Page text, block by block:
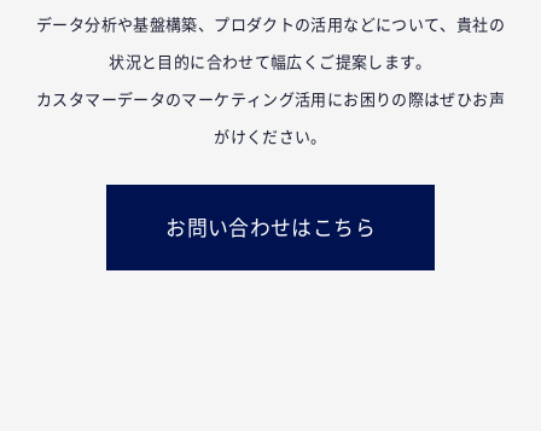
データ分析や基盤構築、プロダクトの活用などについて、貴社の
状況と目的に合わせて幅広くご提案します。
カスタマーデータのマーケティング活用にお困りの際はぜひお声
がけください。
お問い合わせはこちら